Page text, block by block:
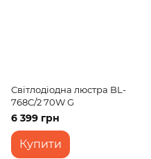
Світлодіодна люстра BL-
768C/2 70W G
6 399 грн
Купити